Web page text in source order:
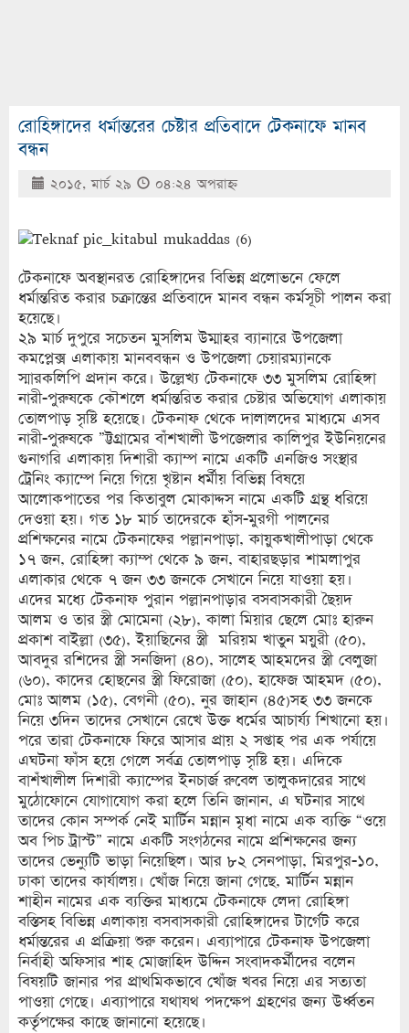
রোহিঙ্গাদের ধর্মান্তরের চেষ্টার প্রতিবাদে টেকনাফে মানব
বন্ধন
২০১৫, মার্চ ২৯ ০৪:২৪ অপরাহ্ণ
টেকনাফে অবস্থানরত রোহিঙ্গাদের বিভিন্ন প্রলোভনে ফেলে
ধর্মান্তরিত করার চক্রান্তের প্রতিবাদে মানব বন্ধন কর্মসূচী পালন করা
হয়েছে।
২৯ মার্চ দুপুরে সচেতন মুসলিম উম্মাহর ব্যানারে উপজেলা
কমপ্লেক্স এলাকায় মানববন্ধন ও উপজেলা চেয়ারম্যানকে
স্মারকলিপি প্রদান করে। উল্লেখ্য টেকনাফে ৩৩ মুসলিম রোহিঙ্গা
নারী-পুরুষকে কৌশলে ধর্মান্তরিত করার চেষ্টার অভিযোগ এলাকায়
তোলপাড় সৃষ্টি হয়েছে। টেকনাফ থেকে দালালদের মাধ্যমে এসব
নারী-পুরুষকে ”ট্টগ্রামের বাঁশখালী উপজেলার কালিপুর ইউনিয়নের
গুনাগরি এলাকায় দিশারী ক্যাম্প নামে একটি এনজিও সংস্থার
ট্রেনিং ক্যাম্পে নিয়ে গিয়ে খৃষ্টান ধর্মীয় বিভিন্ন বিষয়ে
আলোকপাতের পর কিতাবুল মোকাদ্দস নামে একটি গ্রন্থ ধরিয়ে
দেওয়া হয়। গত ১৮ মার্চ তাদেরকে হাঁস-মুরগী পালনের
প্রশিক্ষনের নামে টেকনাফের পল্লানপাড়া, কায়ুকখালীপাড়া থেকে
১৭ জন, রোহিঙ্গা ক্যাম্প থেকে ৯ জন, বাহারছড়ার শামলাপুর
এলাকার থেকে ৭ জন ৩৩ জনকে সেখানে নিয়ে যাওয়া হয়।
এদের মধ্যে টেকনাফ পুরান পল্লানপাড়ার বসবাসকারী ছৈয়দ
আলম ও তার স্ত্রী মোমেনা (২৮), কালা মিয়ার ছেলে মোঃ হারুন
প্রকাশ বাইল্লা (৩৫), ইয়াছিনের স্ত্রী মরিয়ম খাতুন ময়ুরী (৫০),
আবদুর রশিদের স্ত্রী সনজিদা (৪০), সালেহ আহমদের স্ত্রী বেলুজা
(৬০), কাদের হোছনের স্ত্রী ফিরোজা (৫০), হাফেজ আহমদ (৫০),
মোঃ আলম (১৫), বেগনী (৫০), নুর জাহান (৪৫)সহ ৩৩ জনকে
নিয়ে ৩দিন তাদের সেখানে রেখে উক্ত ধর্মের আচার্য্য শিখানো হয়।
পরে তারা টেকনাফে ফিরে আসার প্রায় ২ সপ্তাহ পর এক পর্যায়ে
এঘটনা ফাঁস হয়ে গেলে সর্বত্র তোলপাড় সৃষ্টি হয়। এদিকে
বাশঁখালীল দিশারী ক্যাম্পের ইনচার্জ রুবেল তালুকদারের সাথে
মুঠোফোনে যোগাযোগ করা হলে তিনি জানান, এ ঘটনার সাথে
তাদের কোন সম্পর্ক নেই মার্টিন মন্নান মৃধা নামে এক ব্যক্তি “ওয়ে
অব পিচ ট্রাস্ট” নামে একটি সংগঠনের নামে প্রশিক্ষনের জন্য
তাদের ভেন্যুটি ভাড়া নিয়েছিল। আর ৮২ সেনপাড়া, মিরপুর-১০,
ঢাকা তাদের কার্যালয়। খোঁজ নিয়ে জানা গেছে, মার্টিন মন্নান
শাহীন নামের এক ব্যক্তির মাধ্যমে টেকনাফে লেদা রোহিঙ্গা
বস্তিসহ বিভিন্ন এলাকায় বসবাসকারী রোহিঙ্গাদের টার্গেট করে
ধর্মান্তরের এ প্রক্রিয়া শুরু করেন। এব্যাপারে টেকনাফ উপজেলা
নির্বাহী অফিসার শাহ মোজাহিদ উদ্দিন সংবাদকর্মীদের বলেন
বিষয়টি জানার পর প্রাথমিকভাবে খোঁজ খবর নিয়ে এর সত্যতা
পাওয়া গেছে। এব্যাপারে যথাযথ পদক্ষেপ গ্রহণের জন্য উর্ধ্বতন
কর্তৃপক্ষের কাছে জানানো হয়েছে।